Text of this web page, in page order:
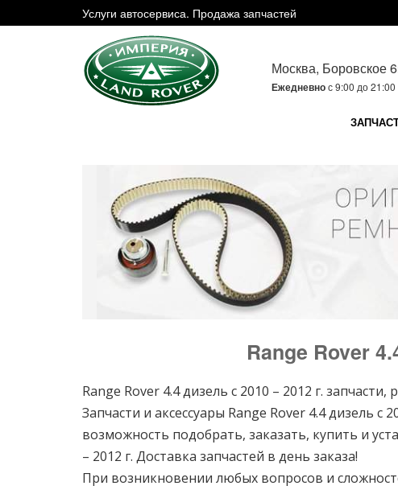
Услуги автосервиса. Продажа запчастей
Москва, Боровское
Ежедневнос 9:00 до 21:00
Range Rover
Range Rover 4.4 дизель с 2010 – 2012 г.
Запчасти и аксессуары Range Rover 4.4 дизель с
возможность подобрать, заказать, купить и
– 2012 г. Доставка запчастей в день заказа!
При возникновении любых вопросов и